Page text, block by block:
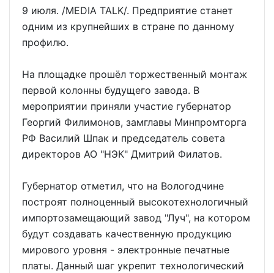
9 июля. /MEDIA TALK/. Предприятие станет
одним из крупнейших в стране по данному
профилю.
На площадке прошёл торжественный монтаж
первой колонны будущего завода. В
мероприятии приняли участие губернатор
Георгий Филимонов, замглавы Минпромторга
РФ Василий Шпак и председатель совета
директоров АО "НЭК" Дмитрий Филатов.
Губернатор отметил, что на Вологодчине
построят полноценный высокотехнологичный
импортозамещающий завод "Луч", на котором
будут создавать качественную продукцию
мирового уровня - электронные печатные
платы. Данный шаг укрепит технологический